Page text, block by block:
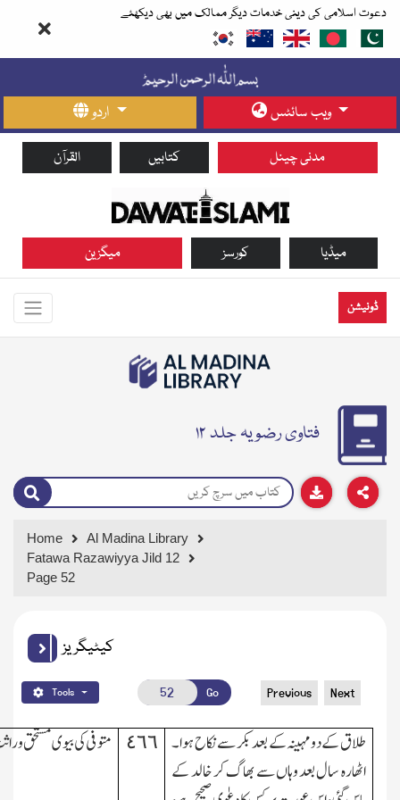
دعوت اسلامی کی دینی خدمات دیگر ممالک میں بھی دیکھئے
اردو ویب سائٹس
القرآن کتابیں مدنی چینل
میگزین کورسز میڈیا
ڈونیشن
فتاوی رضویہ جلد ۱۲
Home
Al Madina Library
Fatawa Razawiyya Jild 12
Page 52
کیٹیگریز
Tools Go Previous Next
طلاق کے دو مہینہ کے بعد بکر سے نکاح ہوا۔
اٹھارہ سال بعد وہاں سے بھاگ کر خالد کے
٤٦٦ متوفی کی بیوی مستحق